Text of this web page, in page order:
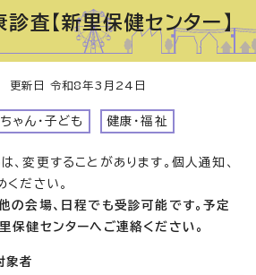
査【新里保健センター】
新日 令和8年3月24日
ゃん・子ども 健康・福祉
、変更することがあります。個人通知、
ください。
の会場、日程でも受診可能です。予定
保健センターへご連絡ください。
象者